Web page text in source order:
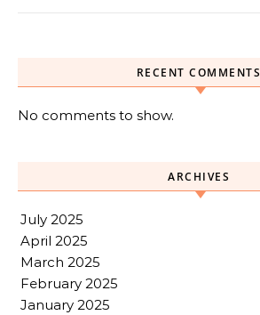
RECENT COMMENTS
No comments to show.
ARCHIVES
July 2025
April 2025
March 2025
February 2025
January 2025